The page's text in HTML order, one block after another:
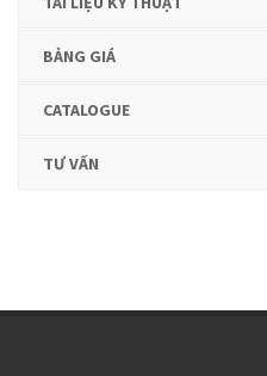
BẢNG GIÁ
CATALOGUE
TƯ VẤN